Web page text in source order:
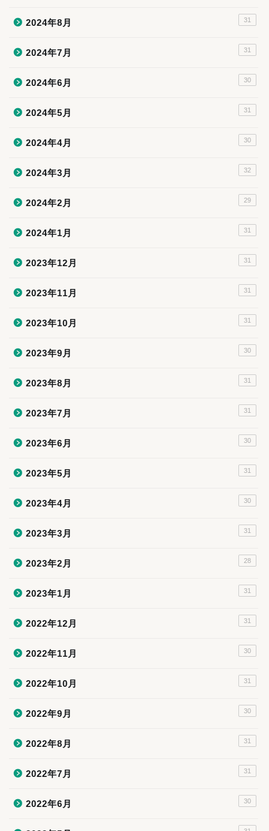
2024年8月 31
2024年7月 31
2024年6月 30
2024年5月 31
2024年4月 30
2024年3月 32
2024年2月 29
2024年1月 31
2023年12月 31
2023年11月 31
2023年10月 31
2023年9月 30
2023年8月 31
2023年7月 31
2023年6月 30
2023年5月 31
2023年4月 30
2023年3月 31
2023年2月 28
2023年1月 31
2022年12月 31
2022年11月 30
2022年10月 31
2022年9月 30
2022年8月 31
2022年7月 31
2022年6月 30